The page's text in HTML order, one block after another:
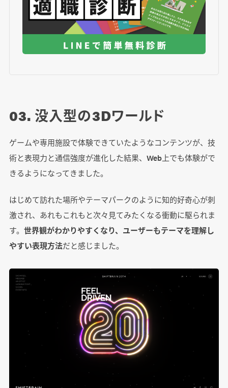
03. 没入型の3Dワールド
ゲームや専用施設で体験できていたようなコンテンツが、技
術と表現力と通信強度が進化した結果、Web上でも体験がで
きるようになってきました。
はじめて訪れた場所やテーマパークのように知的好奇心が刺
激され、あれもこれもと次々見てみたくなる衝動に駆られま
す。 世界観がわかりやすくなり、ユーザーもテーマを理解し
やすい表現方法だと感じました。